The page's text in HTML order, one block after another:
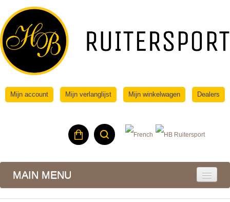
Mijn account Mijn verlanglijst Mijn winkelwagen Dealers
MAIN MENU